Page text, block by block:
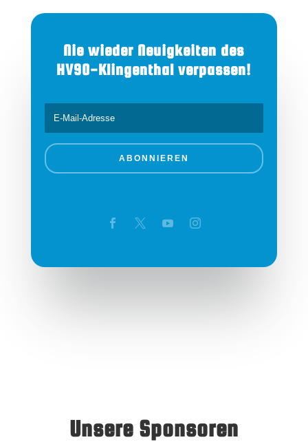
Nie wieder Neuigkeiten des
HV90-Klingenthal verpassen!
ABONNIEREN
Unsere Sponsoren